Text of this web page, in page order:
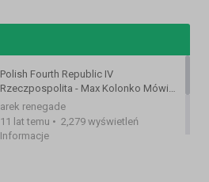
Polish Fourth Republic IV
Rzeczpospolita - Max Kolonko Mówi
Jak Jest
arek renegade
11 lat temu • 2,279 wyświetleń
Informacje